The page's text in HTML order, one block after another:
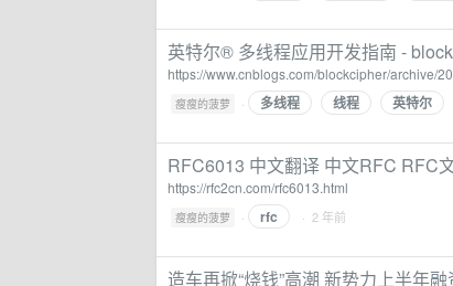
英特尔® 多线程应用开发指南 -
https://www.cnblogs.com/blockcipher/archive/
瘦瘦的菠萝 · 多线程 线程 英特尔
RFC6013 中文翻译 中文RFC RFC
https://rfc2cn.com/rfc6013.html
瘦瘦的菠萝 · rfc · 2 年前
造车再掀“烧钱”高潮 新势力上半年